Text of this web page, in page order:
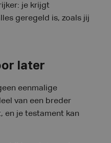
je krijgt
geregeld is, zoals jij
later
eenmalige
van een breder
en je testament kan